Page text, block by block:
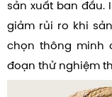
sản xuất ban đầu.
giảm rủi ro khi
chọn thông minh
đoạn thử nghiệm